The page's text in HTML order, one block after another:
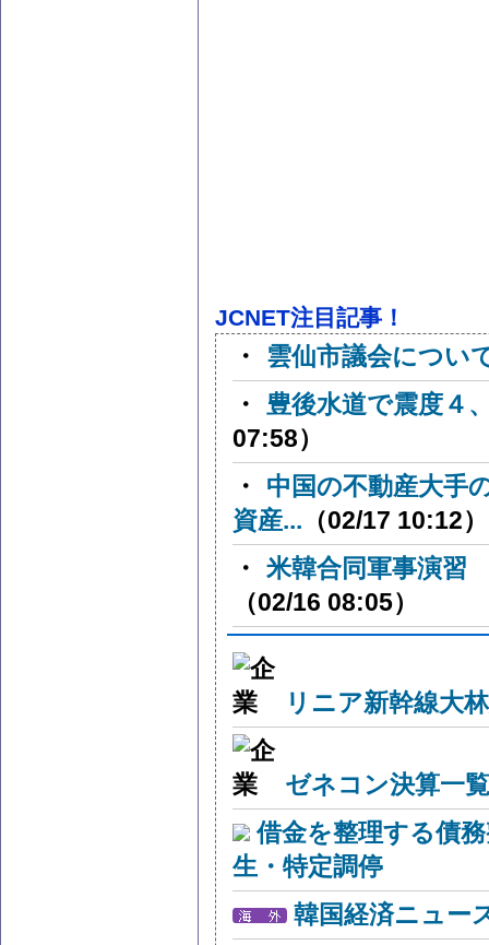
JCNET注目記事！
・
雲仙市議会につい
・
豊後水道で震度４
07:58）
・
中国の不動産大
資産... （02/17 10:12）
・ 米韓合同軍事演
（02/16 08:05）
リニア新幹線大
ゼネコン決算一
借金を整理する債
生・特定調停
韓国経済ニュー